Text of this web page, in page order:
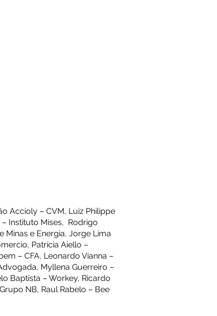
Accioly – CVM, Luiz Philippe
– Instituto Mises, Rodrigo
Minas e Energia, Jorge Lima
Patrícia Aiello –
– CFA, Leonardo Vianna –
Myllena Guerreiro –
Baptista – Workey, Ricardo
NB, Raul Rabelo – Bee